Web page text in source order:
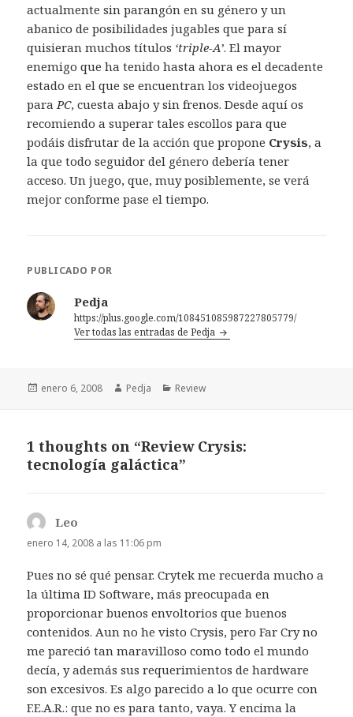
actualmente sin parangón en su género y un
abanico de posibilidades jugables que para sí
quisieran muchos títulos ‘triple-A’. El mayor
enemigo que ha tenido hasta ahora es el decadente
estado en el que se encuentran los videojuegos
para PC, cuesta abajo y sin frenos. Desde aquí os
recomiendo a superar tales escollos para que
podáis disfrutar de la acción que propone Crysis, a
la que todo seguidor del género debería tener
acceso. Un juego, que, muy posiblemente, se verá
mejor conforme pase el tiempo.
PUBLICADO POR
Pedja
https://plus.google.com/108451085987227805779/
Ver todas las entradas de Pedja
Publicado
enero 6, 2008 Autor
Pedja Categorías
Review
1 thoughts on “Review Crysis:
tecnología galáctica”
Leo
enero 14, 2008 a las 11:06 pm
Pues no sé qué pensar. Crytek me recuerda mucho a
la última ID Software, más preocupada en
proporcionar buenos envoltorios que buenos
contenidos. Aun no he visto Crysis, pero Far Cry no
me pareció tan maravilloso como todo el mundo
decía, y además sus requerimientos de hardware
son excesivos. Es algo parecido a lo que ocurre con
F.E.A.R.: que no es para tanto, vaya. Y encima la